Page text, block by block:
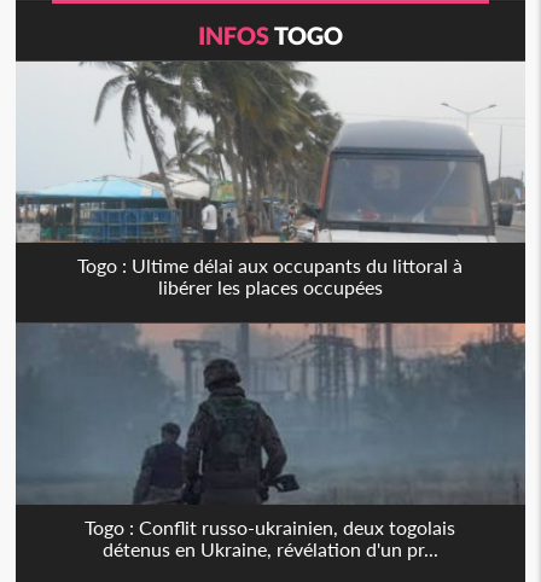
INFOSTOGO
Togo : Ultime délai aux occupants du littoral à
libérer les places occupées
Togo : Conflit russo-ukrainien, deux togolais
détenus en Ukraine, révélation d'un pr...